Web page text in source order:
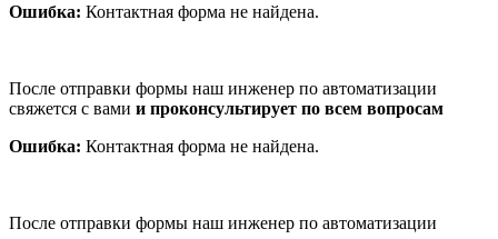
Ошибка: Контактная форма не найдена.
После отправки формы наш инженер по автоматизации
свяжется с вами и проконсультирует по всем вопросам
Ошибка: Контактная форма не найдена.
После отправки формы наш инженер по автоматизации